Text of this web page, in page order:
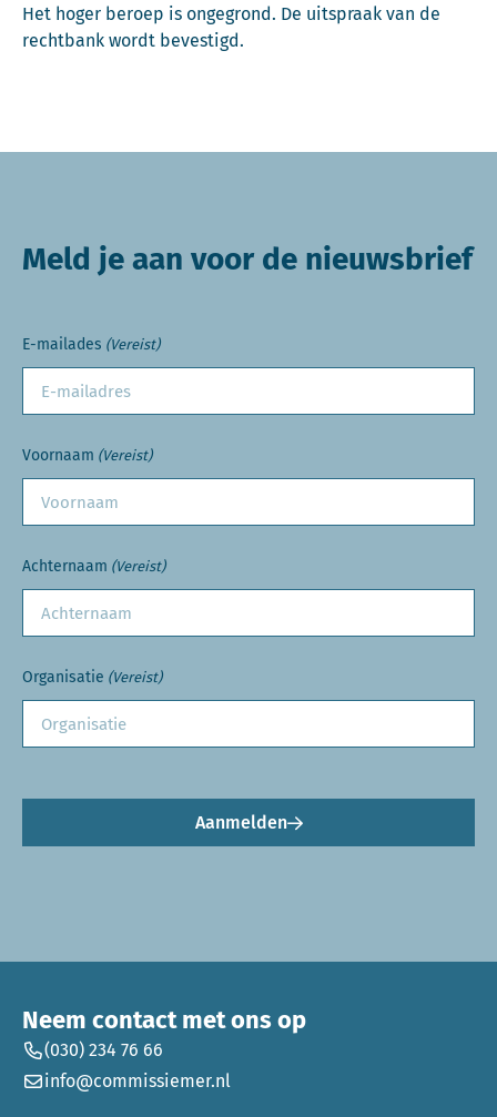
Het hoger beroep is ongegrond. De uitspraak van de
rechtbank wordt bevestigd.
Meld je aan voor de nieuwsbrief
E-mailades (Vereist)
Voornaam (Vereist)
Achternaam (Vereist)
Organisatie (Vereist)
Aanmelden
Neem contact met ons op
(030) 234 76 66
info@commissiemer.nl